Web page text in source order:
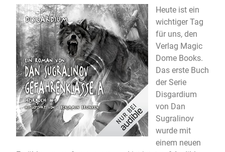
Heute ist ein
wichtiger Tag
für uns, den
Verlag Magic
Dome Books.
Das erste Buch
der Serie
Disgardium
von Dan
Sugralinov
wurde mit
einem neuen